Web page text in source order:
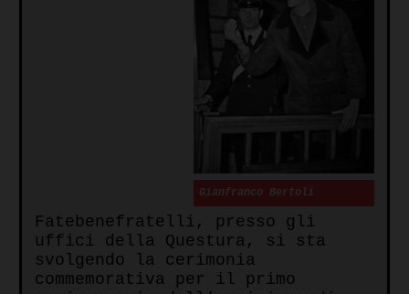
Gianfranco Bertoli
Fatebenefratelli, presso gli
uffici della Questura, si sta
svolgendo la cerimonia
commemorativa per il primo